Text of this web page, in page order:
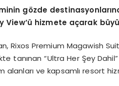
gözde
View’ü hizmete açarak
Rixos Premium Magawish
tanınan “Ultra Her Şey
alanları ve kapsamlı resort